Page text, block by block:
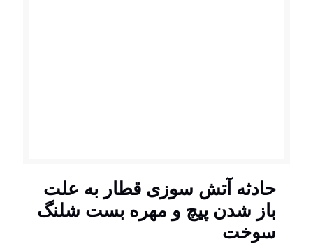
حادثه آتش سوزی قطار به علت
باز شدن پیچ و مهره بست شلنگ
سوخت